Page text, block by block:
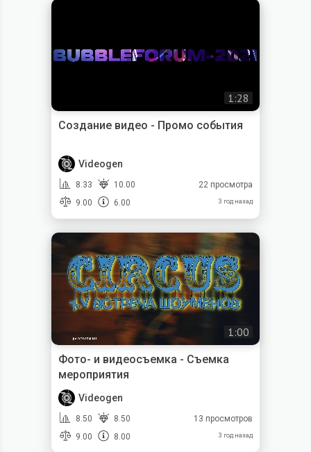
1:28
Создание видео - Промо события
Videogen
8.33
10.00
9.00
6.00
22 просмотра
3 год назад
1:00
Фото- и видеосъемка - Съемка
мероприятия
Videogen
8.50
8.50
9.00
8.00
13 просмотров
3 год назад